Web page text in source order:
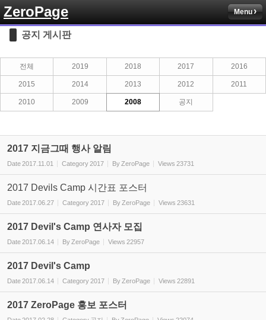
ZeroPage Menu
공지 게시판
전체 2019 2018 2017 2016
2015 2014 2013 2012 2011
2010 2009 2008 공지
2017 지금그때 행사 알림
Date2017.11.01 Category2017 By ZeroPage Views 23731
2017 Devils Camp 시간표 포스터
Date2017.06.27 Category2017 By ZeroPage Views 23631
2017 Devil's Camp 연사자 모집
Date2017.06.14 By ZeroPage Views 22957
2017 Devil's Camp
Date2017.06.14 Category2017 By ZeroPage Views 22891
2017 ZeroPage 홍보 포스터
Sketchbook5, 스케치북5
Sketchbook5, 스케치북5